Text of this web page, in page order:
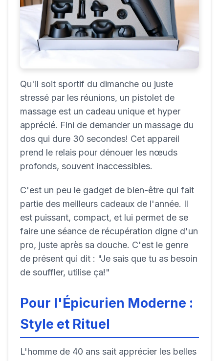
Qu'il soit sportif du dimanche ou juste
stressé par les réunions, un pistolet de
massage est un cadeau unique et hyper
apprécié. Fini de demander un massage du
dos qui dure 30 secondes! Cet appareil
prend le relais pour dénouer les nœuds
profonds, souvent inaccessibles.
C'est un peu le gadget de bien-être qui fait
partie des meilleurs cadeaux de l'année. Il
est puissant, compact, et lui permet de se
faire une séance de récupération digne d'un
pro, juste après sa douche. C'est le genre
de présent qui dit : "Je sais que tu as besoin
de souffler, utilise ça!"
Pour l'Épicurien Moderne :
Style et Rituel
L'homme de 40 ans sait apprécier les belles